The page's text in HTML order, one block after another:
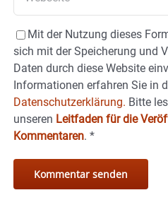
Mit der Nutzung dieses
sich mit der Speicherung und
Daten durch diese Website
Informationen erfahren Sie in
Datenschutzerklärung. Bitte
unseren Leitfaden für die
Kommentaren. *